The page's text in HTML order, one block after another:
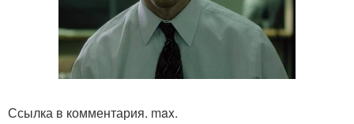
Ссылка в комментария. max.